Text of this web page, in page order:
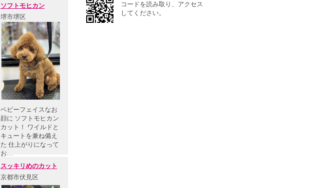
ソフトモヒカン
堺市堺区
ベビーフェイスなお
顔に ソフトモヒカン
カット！ ワイルドと
キュートを兼ね備え
た 仕上がりになって
お…
スッキリめのカット
京都市伏見区
コードを読み取り、アクセス
してください。